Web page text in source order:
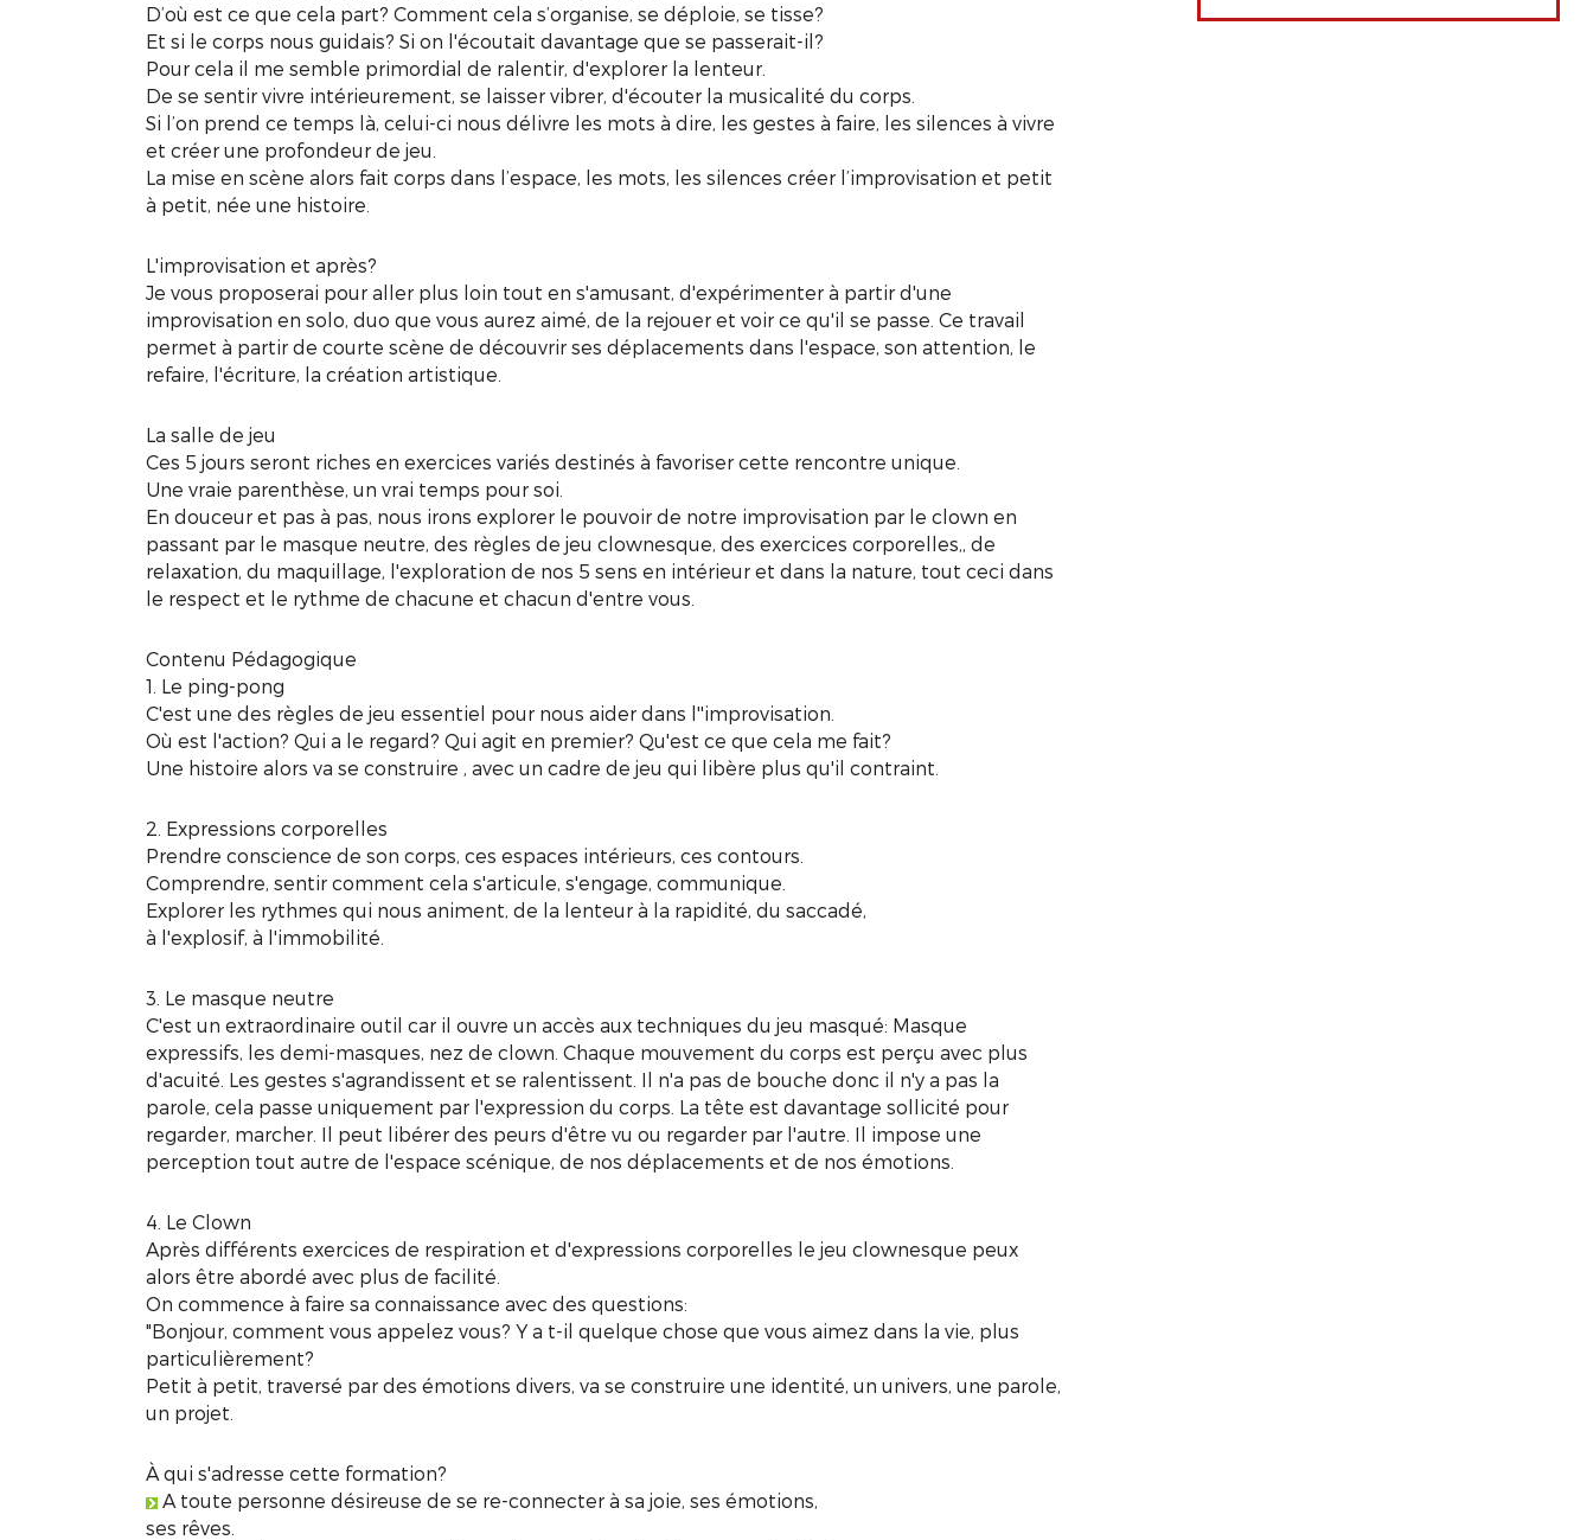
D’où est ce que cela part? Comment cela s’organise, se déploie, se tisse?
Et si le corps nous guidais? Si on l'écoutait davantage que se passerait-il?
Pour cela il me semble primordial de ralentir, d'explorer la lenteur.
De se sentir vivre intérieurement, se laisser vibrer, d'écouter la musicalité du corps.
Si l’on prend ce temps là, celui-ci nous délivre les mots à dire, les gestes à faire, les silences à vivre
et créer une profondeur de jeu.
La mise en scène alors fait corps dans l’espace, les mots, les silences créer l’improvisation et petit
à petit, née une histoire.
L'improvisation et après?
Je vous proposerai pour aller plus loin tout en s'amusant, d'expérimenter à partir d'une
improvisation en solo, duo que vous aurez aimé, de la rejouer et voir ce qu'il se passe. Ce travail
permet à partir de courte scène de découvrir ses déplacements dans l'espace, son attention, le
refaire, l'écriture, la création artistique.
La salle de jeu
Ces 5 jours seront riches en exercices variés destinés à favoriser cette rencontre unique.
Une vraie parenthèse, un vrai temps pour soi.
En douceur et pas à pas, nous irons explorer le pouvoir de notre improvisation par le clown en
passant par le masque neutre, des règles de jeu clownesque, des exercices corporelles,, de
relaxation, du maquillage, l'exploration de nos 5 sens en intérieur et dans la nature, tout ceci dans
le respect et le rythme de chacune et chacun d'entre vous.
Contenu Pédagogique
1. Le ping-pong
C'est une des règles de jeu essentiel pour nous aider dans l''improvisation.
Où est l'action? Qui a le regard? Qui agit en premier? Qu'est ce que cela me fait?
Une histoire alors va se construire , avec un cadre de jeu qui libère plus qu'il contraint.
2. Expressions corporelles
Prendre conscience de son corps, ces espaces intérieurs, ces contours.
Comprendre, sentir comment cela s'articule, s'engage, communique.
Explorer les rythmes qui nous animent, de la lenteur à la rapidité, du saccadé,
à l'explosif, à l'immobilité.
3. Le masque neutre
C'est un extraordinaire outil car il ouvre un accès aux techniques du jeu masqué: Masque
expressifs, les demi-masques, nez de clown. Chaque mouvement du corps est perçu avec plus
d'acuité. Les gestes s'agrandissent et se ralentissent. Il n'a pas de bouche donc il n'y a pas la
parole, cela passe uniquement par l'expression du corps. La tête est davantage sollicité pour
regarder, marcher. Il peut libérer des peurs d'être vu ou regarder par l'autre. Il impose une
perception tout autre de l'espace scénique, de nos déplacements et de nos émotions.
4. Le Clown
Après différents exercices de respiration et d'expressions corporelles le jeu clownesque peux
alors être abordé avec plus de facilité.
On commence à faire sa connaissance avec des questions:
"Bonjour, comment vous appelez vous? Y a t-il quelque chose que vous aimez dans la vie, plus
particulièrement?
Petit à petit, traversé par des émotions divers, va se construire une identité, un univers, une parole,
un projet.
À qui s'adresse cette formation?
A toute personne désireuse de se re-connecter à sa joie, ses émotions,
ses rêves.